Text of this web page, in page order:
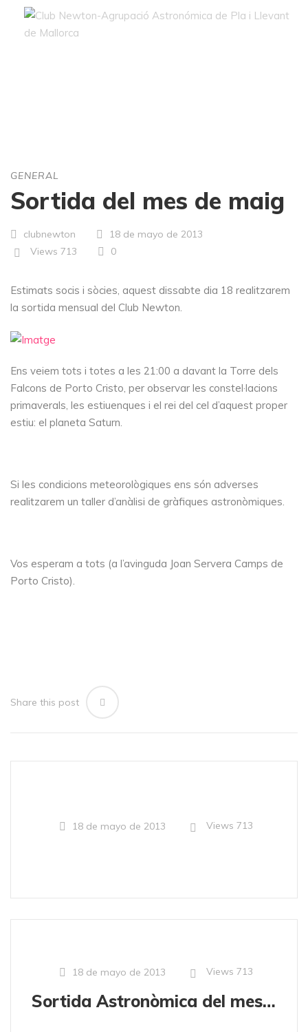
GENERAL
Sortida del mes de maig
clubnewton
18 de mayo de 2013
Views 713 0
Estimats socis i sòcies, aquest dissabte dia 18 realitzarem
la sortida mensual del Club Newton.
Ens veiem tots i totes a les 21:00 a davant la Torre dels
Falcons de Porto Cristo, per observar les constel·lacions
primaverals, les estiuenques i el rei del cel d’aquest proper
estiu: el planeta Saturn.
Si les condicions meteorològiques ens són adverses
realitzarem un taller d’anàlisi de gràfiques astronòmiques.
Vos esperam a tots (a l’avinguda Joan Servera Camps de
Porto Cristo).
Share this post
18 de mayo de 2013 Views 713
18 de mayo de 2013 Views 713
Sortida Astronòmica del mes de juny